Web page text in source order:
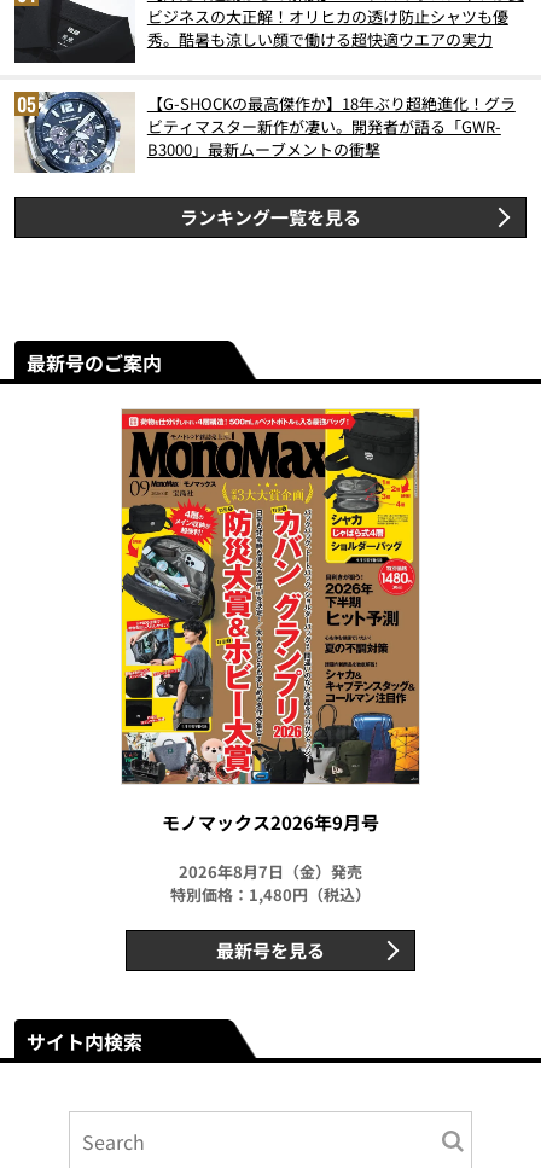
ビジネスの大正解！オリヒカの透け防止シャツも優
秀。酷暑も涼しい顔で働ける超快適ウエアの実力
【G-SHOCKの最高傑作か】18年ぶり超絶進化！グラ
ビティマスター新作が凄い。開発者が語る「GWR-
B3000」最新ムーブメントの衝撃
ランキング一覧を見る
最新号のご案内
モノマックス2026年9月号
2026年8月7日（金）発売
特別価格：1,480円（税込）
最新号を見る
サイト内検索